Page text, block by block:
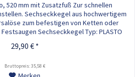
520 mm mit Zusatzfuß Zur schnellen
Sechseckkegel aus hochwertigem
zum befestigen von Ketten oder
Sechseckkegel Typ: PLASTO
29,90 € *
Bruttopreis: 35,58 €